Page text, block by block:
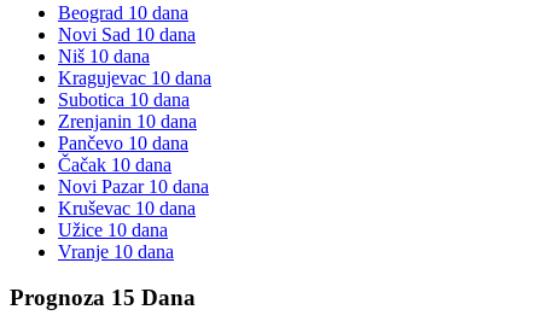
Beograd 10 dana
Novi Sad 10 dana
Niš 10 dana
Kragujevac 10 dana
Subotica 10 dana
Zrenjanin 10 dana
Pančevo 10 dana
Čačak 10 dana
Novi Pazar10 dana
Kruševac 10 dana
Užice 10 dana
Vranje 10 dana
Prognoza 15 Dana